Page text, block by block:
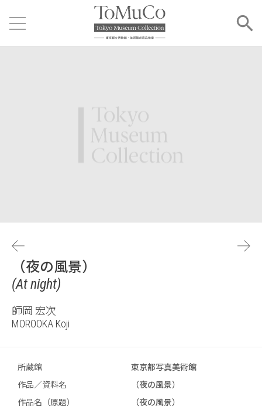
（夜の風景）
(At night)
師岡 宏次
MOROOKA Koji
所蔵館
東京都写真美術館
作品／資料名
（夜の風景）
作品名（原題）
（夜の風景）